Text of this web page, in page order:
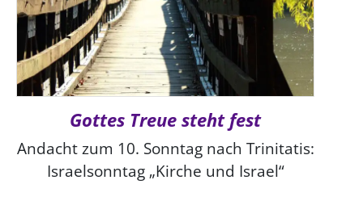
Gottes Treue steht fest
Andacht zum 10. Sonntag nach Trinitatis:
Israelsonntag „Kirche und Israel“